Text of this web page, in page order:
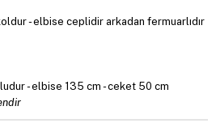
- elbise ceplidir arkadan fermuarlıdır
- elbise 135 cm - ceket 50 cm